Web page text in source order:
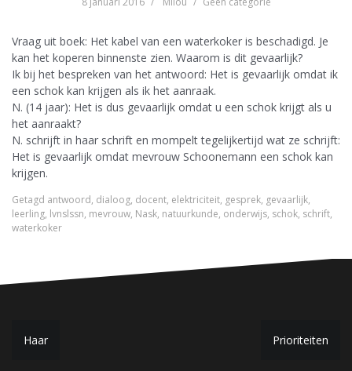
Vraag uit boek: Het kabel van een waterkoker is beschadigd. Je
kan het koperen binnenste zien. Waarom is dit gevaarlijk?
Ik bij het bespreken van het antwoord: Het is gevaarlijk omdat ik
een schok kan krijgen als ik het aanraak.
N. (14 jaar): Het is dus gevaarlijk omdat u een schok krijgt als u
het aanraakt?
N. schrijft in haar schrift en mompelt tegelijkertijd wat ze schrijft:
Het is gevaarlijk omdat mevrouw Schoonemann een schok kan
krijgen.
Getagd antwoord, dialoog, docent, elektriciteit, gesprek, gevaarlijk,
leerling, lvnslssn, mevrouw, Nask, natuurkunde, onderwijs, schok, schrift,
waterkoker
BHaar Prioriteiten